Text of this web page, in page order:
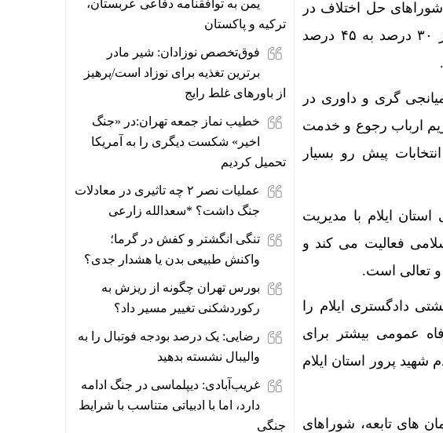
رسیدگی به پرونده ها از ۳۹ روز به ۲۹ روز در شوراهای حل اختلاف در
سال های اخیر خبر داد و افزود: میانگین کشوری حصول صلح و سازش از ۳۰ درصد به ۴۵ درصد
گری و داوری در
ارباب رجوع و خدمت
پیش رو بسیار
ایلام با مدیریت
فعالیت می کند و
و تعالی است.
افتتاح ساختمان جدید شماره ۲ شهید بهشتی دادگستری ایلام را
عمومی بیشتر برای
پرور استان ایلام
های تابعه، شوراهای
یمن به توافقنامه دفاعی عربستان،
ترکیه و پاکستان
فوق‌تخصص نوزادان: شیر مادر
برترین تغذیه برای نوزاد است/پرهیز
از باورهای غلط رایج
خطیب نماز جمعه تهران:در «جنگ
اخیر» شکست دیگری را به آمریکا
تحمیل کردیم
عملیات نصر ۲ چه تاثیری در معادلات
جنگ داشت؟ *سعدالله زارعی
تنگی انگشتر و کفش در گرما؛
واکنش طبیعی بدن یا هشدار جدی؟
بورس تهران چگونه از ریزش به
رکوردشکنی تغییر مسیر داد؟
رضایی: یک درصد بودجه فوتبال را به
والیبال نشسته بدهید
غریب‌آبادی: دیپلماسی در جنگ ادامه
دارد، اما با ادبیاتی متناسب با شرایط
جنگی